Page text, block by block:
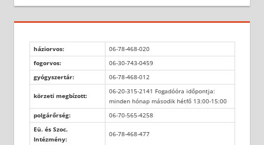
háziorvos:
06-78-468-020
fogorvos:
06-30-743-0459
gyógyszertár:
06-78-468-012
körzeti megbízott:
06-20-315-2141 Fogadóóra időpontja:
minden hónap második hétfő 13:00-15:00
polgárőrség:
06-70-565-4258
Eü. és Szoc.
Intézmény:
06-78-468-477